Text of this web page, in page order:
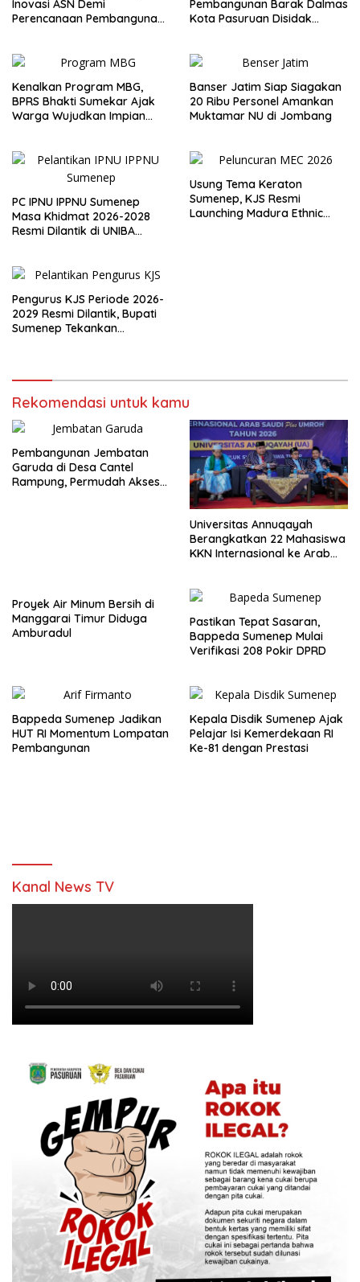
Inovasi ASN Demi
Perencanaan Pembangunan
Pembangunan Barak Dalmas
Kota Pasuruan Disidak
Kenalkan Program MBG,
BPRS Bhakti Sumekar Ajak
Warga Wujudkan Impian
Banser Jatim Siap Siagakan
20 Ribu Personel Amankan
Muktamar NU di Jombang
PC IPNU IPPNU Sumenep
Masa Khidmat 2026-2028
Resmi Dilantik di UNIBA
Usung Tema Keraton
Sumenep, KJS Resmi
Launching Madura Ethnic
Pengurus KJS Periode 2026-
2029 Resmi Dilantik, Bupati
Sumenep Tekankan
Rekomendasi untuk kamu
Pembangunan Jembatan
Garuda di Desa Cantel
Rampung, Permudah Akses
Universitas Annuqayah
Berangkatkan 22 Mahasiswa
KKN Internasional ke Arab
Proyek Air Minum Bersih di
Manggarai Timur Diduga
Amburadul
Pastikan Tepat Sasaran,
Bappeda Sumenep Mulai
Verifikasi 208 Pokir DPRD
Bappeda Sumenep Jadikan
HUT RI Momentum Lompatan
Pembangunan
Kepala Disdik Sumenep Ajak
Pelajar Isi Kemerdekaan RI
Ke-81 dengan Prestasi
Kanal News TV